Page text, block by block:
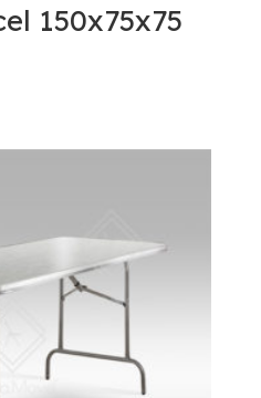
150x75x75